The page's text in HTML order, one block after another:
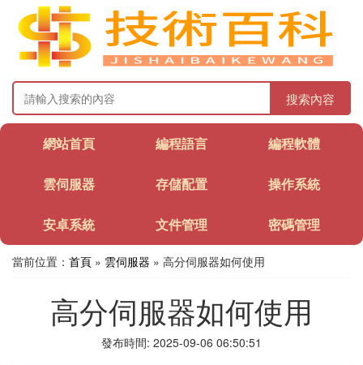
搜索內容
網站首頁 編程語言 編程軟體
雲伺服器 存儲配置 操作系統
安卓系統 文件管理 密碼管理
當前位置： 首頁 » 雲伺服器 » 高分伺服器如何使用
高分伺服器如何使用
發布時間: 2025-09-06 06:50:51